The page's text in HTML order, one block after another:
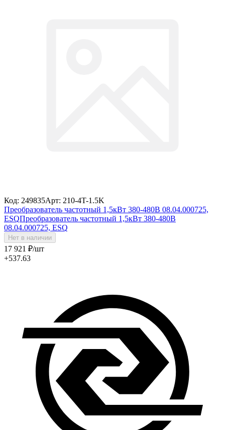
Код: 249835Арт: 210-4T-1.5K
Преобразователь частотный 1,5кВт 380-480В 08.04.000725,
ESQПреобразователь частотный 1,5кВт 380-480В
08.04.000725, ESQ
Нет в наличии
17 921 ₽/шт
+537.63